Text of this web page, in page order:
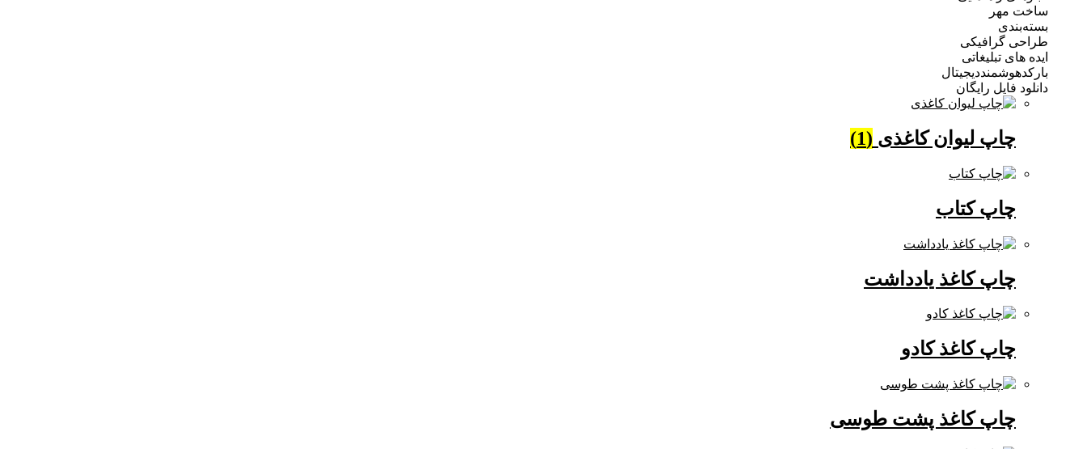
ساخت مهر
بسته‌بندی
طراحی گرافیکی
ایده های تبلیغاتی
بارکدهوشمنددیجیتال
دانلود فایل رایگان
چاپ لیوان کاغذی (1)
چاپ کتاب
چاپ کاغذ یادداشت
چاپ کاغذ کادو
چاپ کاغذ پشت طوسی